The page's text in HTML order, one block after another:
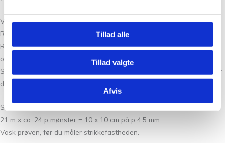
Tillad alle
Tillad valgte
Afvis
VEJLEDENDE PINDE
Rundpinde 2.5 og 3 mm (40 cm).
Rundpinde 3.5 og 4.5 mm (40 og 60-80 cm afhængig af sweaterens
overvidde).
Strømpepinde 3.5 og 4.5 mm. Bruger du magic loop metoden, behøver
du ikke strømpepinde.
STRIKKEFASTHED
21 m x ca. 24 p mønster = 10 x 10 cm på p 4.5 mm.
Vask prøven, før du måler strikkefastheden.